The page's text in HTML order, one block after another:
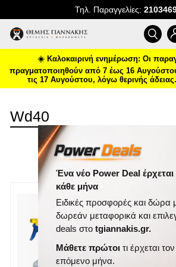
Τηλ. Παραγγελίες:
ΠΡΟΪΌΝΤΑ
ΠΡΟΣΦΟΡΈΣ
ΕΠΙΚΟΙΝΩΝΊΑ
ΝΈΑ & ΆΡΘΡΑ
☀️ Καλοκαιρινή ενημέρωση: Οι
πραγματοποιηθούν από 7 έως 16
τις 17 Αυγούστου, λόγω θερινής
Wd40
ΤΑΞΙΝΌΜΗΣΗ
Ένα νέο Power Deal έρχεται
κάθε μήνα
Ειδικές προσφορές και δώρα
δωρεάν μεταφορικά και
deals στο tgiannakis.gr.
Μάθετε πρώτοι τι έρχεται τον
επόμενο μήνα.